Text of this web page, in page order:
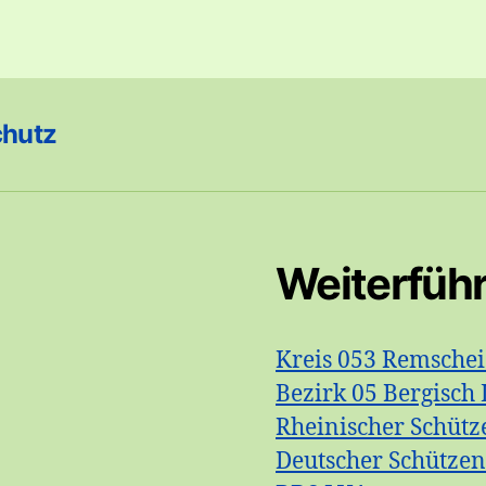
Kreis 053
Bezirk 05 Bergisch
Rheinischer
Deutscher